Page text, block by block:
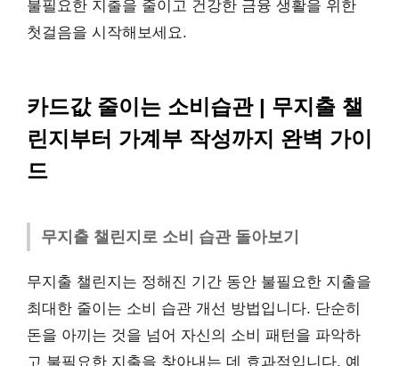
불필요한 지출을 줄이고 건강한 금융 생활을 위한
첫걸음을 시작해보세요.
카드값 줄이는 소비습관 | 무지출 챌
린지부터 가계부 작성까지 완벽 가이
드
무지출 챌린지로 소비 습관 돌아보기
무지출 챌린지는 정해진 기간 동안 불필요한 지출을
최대한 줄이는 소비 습관 개선 방법입니다. 단순히
돈을 아끼는 것을 넘어 자신의 소비 패턴을 파악하
고 불필요한 지출을 찾아내는 데 효과적입니다. 예